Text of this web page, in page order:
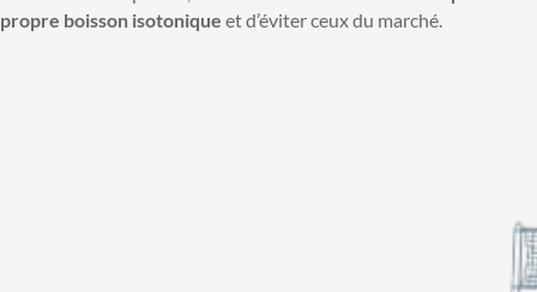
propre boisson isotonique et d’éviter ceux du marché.